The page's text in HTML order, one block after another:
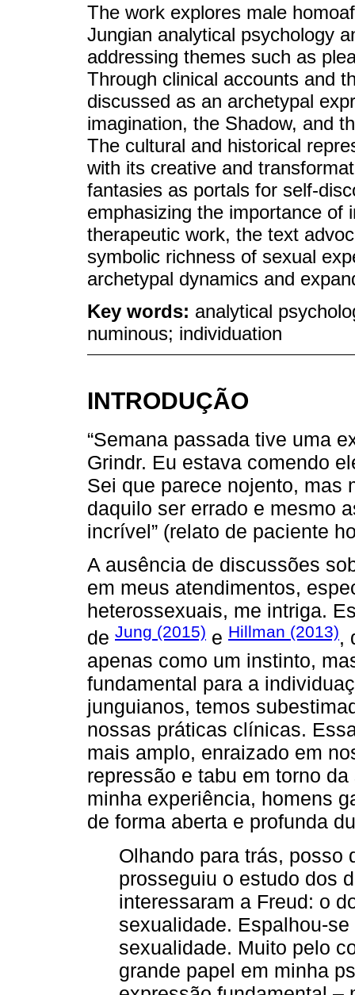
The work explores male
Jungian analytical psychology
addressing themes such as
Through clinical accounts and
discussed as an archetypal
imagination, the Shadow, and
The cultural and historical
with its creative and
fantasies as portals for self-
emphasizing the importance of
therapeutic work, the text
symbolic richness of sexual
archetypal dynamics and
Key words: analytical
numinous; individuation
INTRODUÇÃO
“Semana passada tive uma
Grindr. Eu estava comendo
Sei que parece nojento, mas
daquilo ser errado e mesmo
incrível” (relato de paciente
A ausência de discussões
em meus atendimentos,
heterossexuais, me intriga.
de Jung (2015) e Hillman (2013),
apenas como um instinto,
fundamental para a
junguianos, temos
nossas práticas clínicas.
mais amplo, enraizado em
repressão e tabu em torno
minha experiência, homens
de forma aberta e profunda
Olhando para trás, posso
prosseguiu o estudo dos
interessaram a Freud: o
sexualidade. Espalhou-
sexualidade. Muito pelo
grande papel em minha